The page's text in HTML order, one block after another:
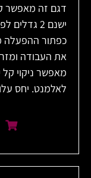
דגם זה מאפשר קיבוע
ישנם 2 גדלים לפריט ,בינוני וגדול.
כפתור ההפעלה
את העבודה
מאפשר ניקוי
לאלמנט. יחס